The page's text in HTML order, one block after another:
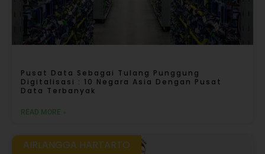
Pusat Data Sebagai Tulang Punggung
Digitalisasi : 10 Negara Asia Dengan Pusat
Data Terbanyak
READ MORE »
AIRLANGGA HARTARTO